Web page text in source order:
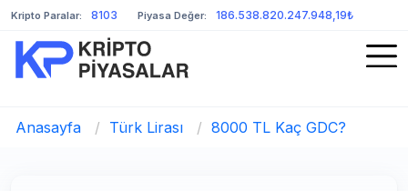
Kripto Paralar: 8103 Piyasa Değer: 186.538.820.247.948,19₺
Anasayfa / Türk Lirası / 8000 TL Kaç GDC?